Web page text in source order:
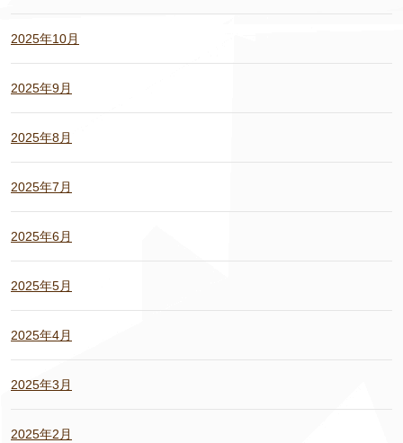
2025年10月
2025年9月
2025年8月
2025年7月
2025年6月
2025年5月
2025年4月
2025年3月
2025年2月